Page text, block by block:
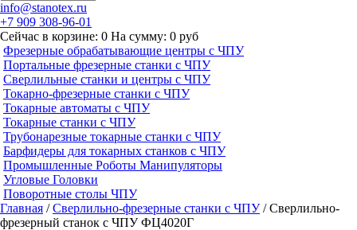
info@stanotex.ru
+7 909 308-96-01
Сейчас в корзине: 0 На сумму: 0 руб
Фрезерные обрабатывающие центры с ЧПУ
Портальные фрезерные станки с ЧПУ
Сверлильные станки и центры с ЧПУ
Токарно-фрезерные станки с ЧПУ
Токарные автоматы с ЧПУ
Токарные станки с ЧПУ
Трубонарезные токарные станки с ЧПУ
Барфидеры для токарных станков с ЧПУ
Промышленные Роботы Манипуляторы
Угловые Головки
Поворотные столы ЧПУ
Главная /Сверлильно-фрезерные станки с ЧПУ/ Сверлильно-
фрезерный станок с ЧПУ ФЦ4020Г